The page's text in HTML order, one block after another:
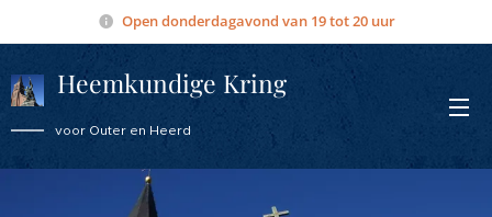
Open donderdagavond van 19 tot 20 uur
Heemkundige Kring
Overmere
voor Outer en Heerd